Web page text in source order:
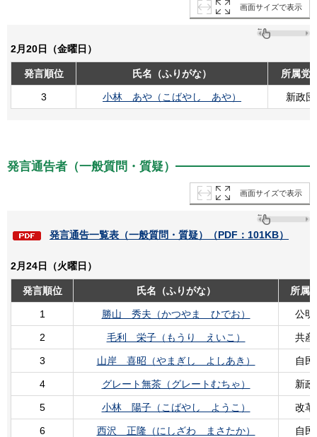
画面サイズで表示
2月20日（金曜日）
発言順位 氏名（ふりがな） 所属党
3 小林 あや（こばやし あや） 新政団
発言通告者（一般質問・質疑）
画面サイズで表示
発言通告一覧表（一般質問・質疑）（PDF：101KB）
2月24日（火曜日）
発言順位 氏名（ふりがな） 所属
1 勝山 秀夫（かつやま ひでお） 公明
2 毛利 栄子（もうり えいこ） 共産
3 山岸 喜昭（やまぎし よしあき） 自民
4 グレート無茶（グレートむちゃ） 新政
5 小林 陽子（こばやし ようこ） 改革
6 西沢 正隆（にしざわ まさたか） 自民